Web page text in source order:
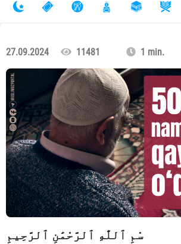
27.09.2024 11481 1 min.
سْمِ ٱللَّٰهِ ٱلرَّحْمَٰنِ ٱلرَّحِيمِ